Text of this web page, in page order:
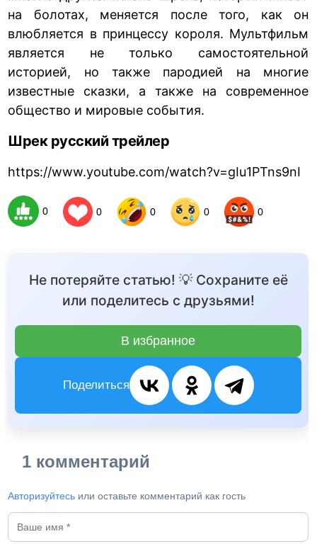
на болотах, меняется после того, как он
влюбляется в принцессу короля. Мультфильм
является не только самостоятельной
историей, но также пародией на многие
известные сказки, а также на современное
общество и мировые события.
Шрек русский трейлер
https://www.youtube.com/watch?v=gIu1PTns9nI
0 0 0 0 0
Не потеряйте статью! 💡 Сохраните её
или поделитесь с друзьями!
В избранное
Поделиться
1 комментарий
Авторизуйтесь или оставьте комментарий как гость